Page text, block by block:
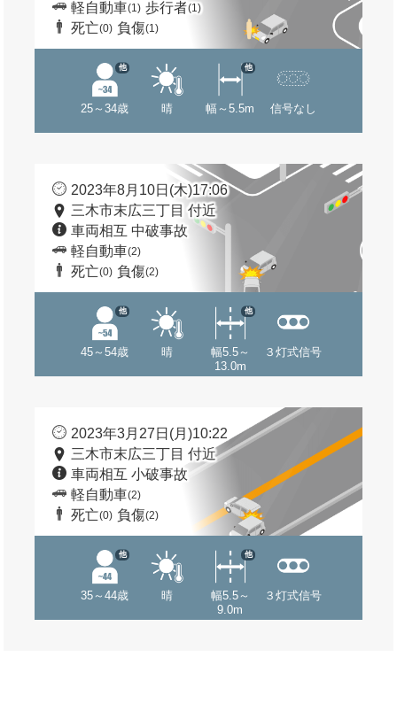
軽自動車(1) 歩行者(1)
死亡(0) 負傷(1)
25～34歳
他
晴 幅～5.5m
他
信号なし
2023年8月10日(木)17:06
三木市末広三丁目 付近
車両相互 中破事故
軽自動車(2)
死亡(0) 負傷(2)
45～54歳
他
晴
幅5.5～
13.0m
他
３灯式信号
2023年3月27日(月)10:22
三木市末広三丁目 付近
車両相互 小破事故
軽自動車(2)
死亡(0) 負傷(2)
35～44歳
他
晴
幅5.5～
9.0m
他
３灯式信号